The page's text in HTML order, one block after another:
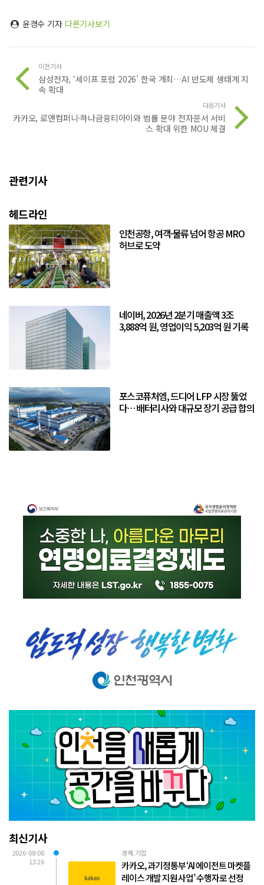
윤경수 기자 다른기사보기
이전기사
삼성전자, ‘세이프 포럼 2026’ 한국 개최…AI 반도체 생태계 지
속 확대
다음기사
카카오, 로앤컴퍼니·하나금융티아이와 법률 분야 전자문서 서비
스 확대 위한 MOU 체결
관련기사
헤드라인
인천공항, 여객·물류 넘어 항공 MRO
허브로 도약
네이버, 2026년 2분기 매출액 3조
3,888억 원, 영업이익 5,203억 원 기록
포스코퓨처엠, 드디어 LFP 시장 뚫었
다… 배터리사와 대규모 장기 공급 합의
최신기사
2026-08-08
13:26
경제.기업
카카오, 과기정통부 ‘AI 에이전트 마켓플
레이스 개발 지원 사업’ 수행자로 선정